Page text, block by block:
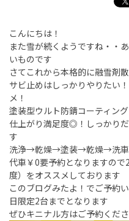
こんにちは！
また雪が続くようですね・・
いものです
さてこれから本格的に融雪剤
サビ止めはしっかりやりたい
メ！
塗装型ウルト防錆コーティング
仕上がり満足度◎！しっかり
す
洗浄→乾燥→塗装→乾燥→洗車
代車￥0要予約となりますの
度）をオススメしております
このブログみたよ！でご予約
日限定2台までとなります
ぜひキニナル方はご予約くだ